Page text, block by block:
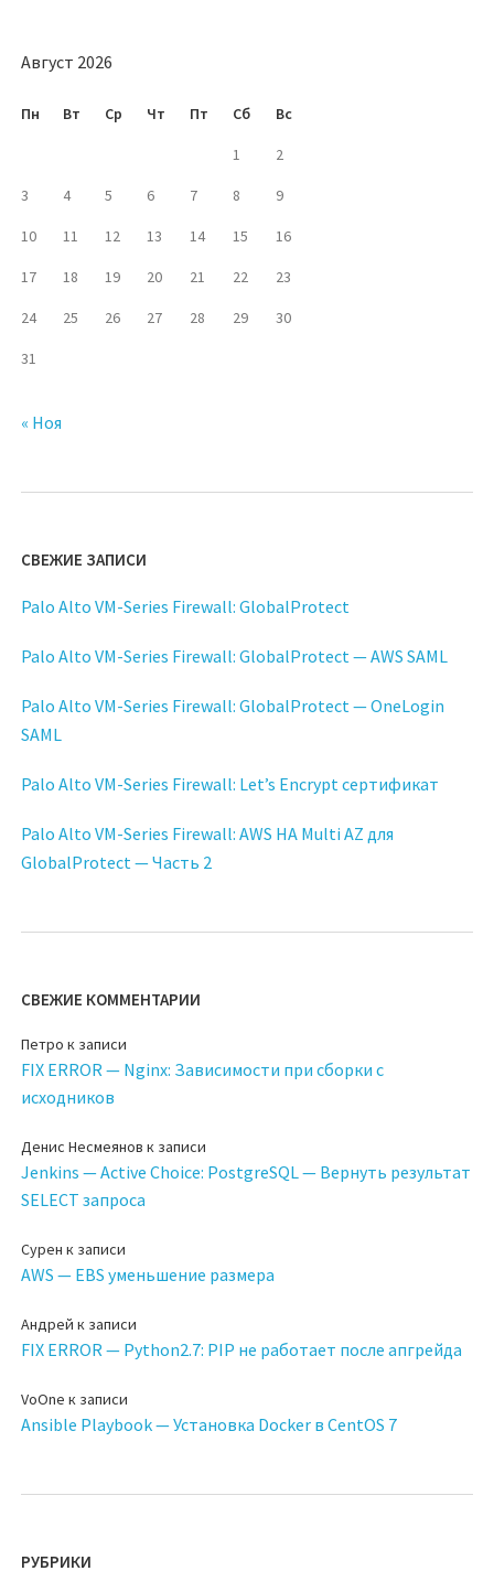
Август 2026
Пн Вт Ср Чт Пт Сб Вс
1 2
3 4 5 6 7 8 9
10 11 12 13 14 15 16
17 18 19 20 21 22 23
24 25 26 27 28 29 30
31
« Ноя
СВЕЖИЕ ЗАПИСИ
Palo Alto VM-Series Firewall: GlobalProtect
Palo Alto VM-Series Firewall: GlobalProtect — AWS SAML
Palo Alto VM-Series Firewall: GlobalProtect — OneLogin
SAML
Palo Alto VM-Series Firewall: Let’s Encrypt сертификат
Palo Alto VM-Series Firewall: AWS HA Multi AZ для
GlobalProtect — Часть 2
СВЕЖИЕ КОММЕНТАРИИ
Петро к записи
FIX ERROR — Nginx: Зависимости при сборки с
исходников
Денис Несмеянов к записи
Jenkins — Active Choice: PostgreSQL — Вернуть результат
SELECT запроса
Сурен к записи
AWS — EBS уменьшение размера
Андрей к записи
FIX ERROR — Python2.7: PIP не работает после апгрейда
VoOne к записи
Ansible Playbook — Установка Docker в CentOS 7
РУБРИКИ